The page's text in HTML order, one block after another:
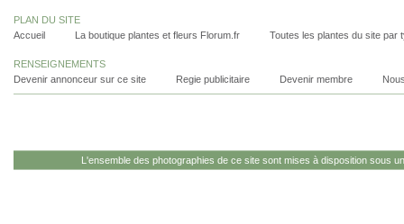
PLAN DU SITE
Accueil
La boutique plantes et fleurs Florum.fr Toutes les plantes du site par
RENSEIGNEMENTS
Devenir annonceur sur ce site
Regie publicitaire Devenir membre
L'ensemble des photographies de ce site sont mises à disposition sous